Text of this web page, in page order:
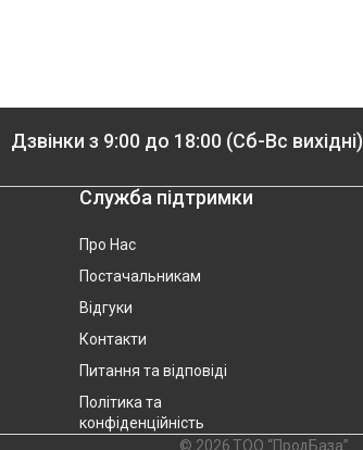
Дзвінки з 9:00 до 18:00 (Сб-Вс вихідні)
Служба підтримки
Про Нас
Постачальникам
Відгуки
Контакти
Питання та відповіді
Політика та
конфіденційність
© 2026 ТОО “ПродБаза”